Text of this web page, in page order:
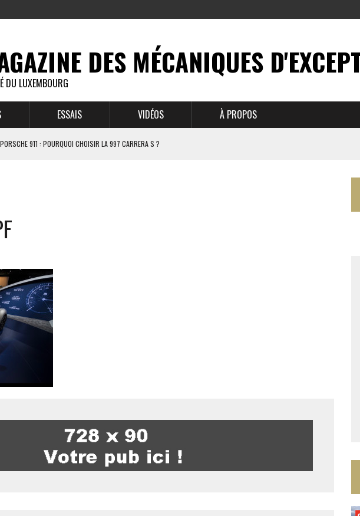
DES MÉCANIQUES
DU LUXEMBOURG
ESSAIS VIDÉOS À PROPOS
PORSCHE 911 : POURQUOI CHOISIR LA 997 CARRERA S ?
S VS PORSCHE 911 2,7 RS
– ART CARS
– AUTOWORLD MUSEUM BRUSSELS